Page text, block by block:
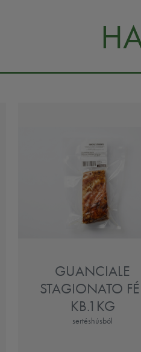
GUANCIALE
STAGIONATO
KB.1KG
sertéshúsból